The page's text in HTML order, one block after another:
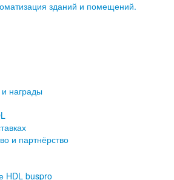
зданий и помещений.
награды
и партнёрство
HDL buspro